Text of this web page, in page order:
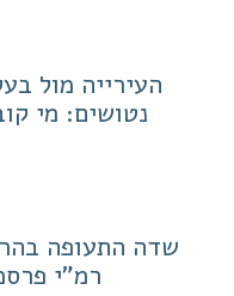
העירייה מול
נטושים: מי
שדה התעופה
רמ"י פרסמה